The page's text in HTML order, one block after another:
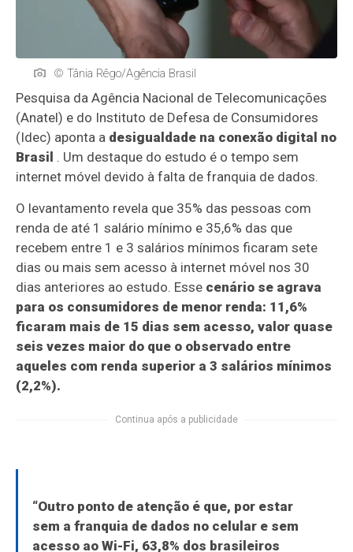
© Tânia Rêgo/Agência Brasil
Pesquisa da Agência Nacional de Telecomunicações
(Anatel) e do Instituto de Defesa de Consumidores
(Idec) aponta a desigualdade na conexão digital no
Brasil . Um destaque do estudo é o tempo sem
internet móvel devido à falta de franquia de dados.
O levantamento revela que 35% das pessoas com
renda de até 1 salário mínimo e 35,6% das que
recebem entre 1 e 3 salários mínimos ficaram sete
dias ou mais sem acesso à internet móvel nos 30
dias anteriores ao estudo. Esse cenário se agrava
para os consumidores de menor renda: 11,6%
ficaram mais de 15 dias sem acesso, valor quase
seis vezes maior do que o observado entre
aqueles com renda superior a 3 salários mínimos
(2,2%).
Continua após a publicidade
“Outro ponto de atenção é que, por estar
sem a franquia de dados no celular e sem
acesso ao Wi-Fi, 63,8% dos brasileiros